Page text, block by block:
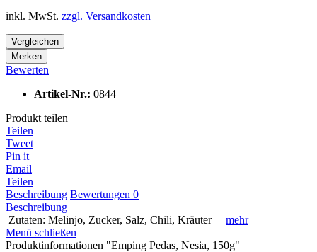
inkl. MwSt. zzgl. Versandkosten
Vergleichen
Merken
Bewerten
Artikel-Nr.: 0844
Produkt teilen
Teilen
Tweet
Pin it
Email
Teilen
Beschreibung Bewertungen 0
Beschreibung
Zutaten: Melinjo, Zucker, Salz, Chili, Kräuter mehr
Menü schließen
Produktinformationen "Emping Pedas, Nesia, 150g"